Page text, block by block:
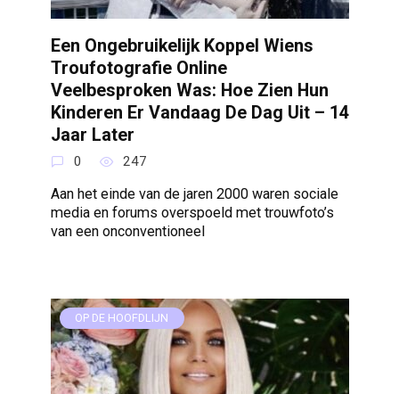
Een Ongebruikelijk Koppel Wiens
Troufotografie Online
Veelbesproken Was: Hoe Zien Hun
Kinderen Er Vandaag De Dag Uit – 14
Jaar Later
0 247
Aan het einde van de jaren 2000 waren sociale
media en forums overspoeld met trouwfoto’s
van een onconventioneel
OP DE HOOFDLIJN